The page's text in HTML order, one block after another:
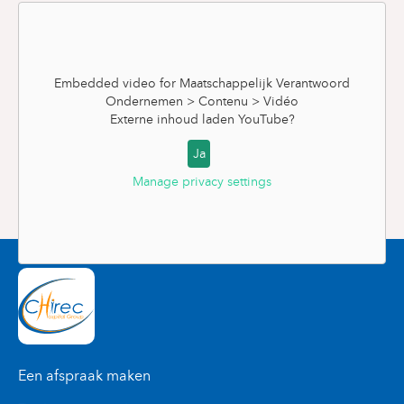
de maatschappij en de planeet garanderen.
DE UITDAGINGEN VAN DUURZAME
ONTWIKKELING (IN HET FRANS)
Ondernemen > Contenu > Accordeon > Autres
Embedded video for Maatschappelijk Verantwoord
Ondernemen > Contenu > Vidéo
Externe inhoud laden YouTube?
Ja
Manage privacy settings
Een afspraak maken